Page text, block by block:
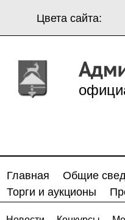
Цвета сайта:
Главная Общие
Торги и аукционы